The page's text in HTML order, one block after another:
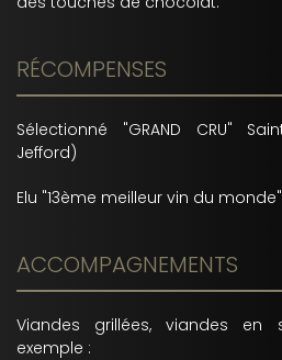
RÉCOMPENSES
Sélectionné "GRAND CRU"
Jefford)
Elu "13ème meilleur vin du monde"
ACCOMPAGNEMENTS
Viandes grillées, viandes en
exemple :